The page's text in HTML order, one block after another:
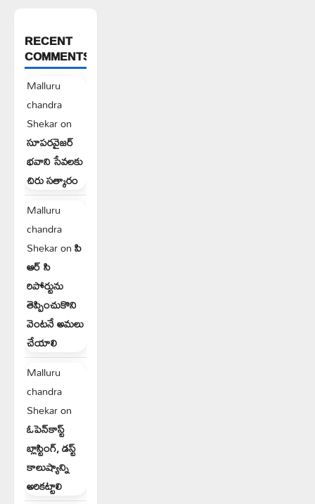
RECENT
COMMENTS
Malluru
chandra
Shekaron
సూపరవైజర్
భవాని సేవలకు
చిరు సత్కారం
Malluru
chandra
Shekaronపి
ఆర్ సి
రిపోర్టును
తెప్పించుకొని
వెంటనే అమలు
చేయాలి
Malluru
chandra
Shekaron
ఓపెన్‌కాస్ట్
బ్లాస్టింగ్, డస్ట్
కాలుష్యాన్ని
అరికట్టాలి